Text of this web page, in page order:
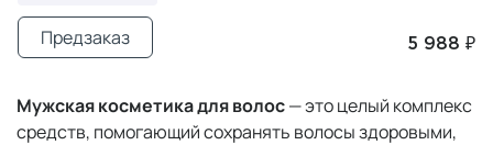
5 988 ₽
Предзаказ
Мужская косметика для волос— это целый комплекс
средств, помогающий сохранять волосы здоровыми,